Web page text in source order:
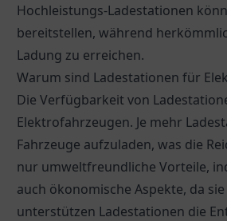
Hochleistungs-Ladestationen
bereitstellen, während
Ladung zu erreichen.
Warum sind Ladestationen für
Die Verfügbarkeit von
Elektrofahrzeugen. Je mehr
Fahrzeuge aufzuladen, was die
nur umweltfreundliche Vorteile,
auch ökonomische Aspekte, da
unterstützen Ladestationen die